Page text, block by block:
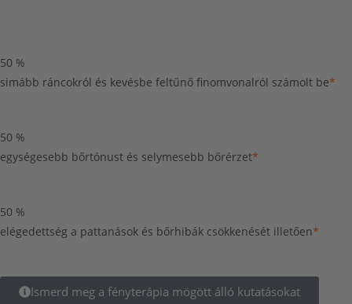
50 %
simább ráncokról és kevésbe feltűnő finomvonalról számolt be*
50 %
egységesebb bőrtónust és selymesebb bőrérzet*
50 %
elégedettség a pattanások és bőrhibák csökkenését illetően*
Ismerd meg a fényterápia mögött álló kutatásokat